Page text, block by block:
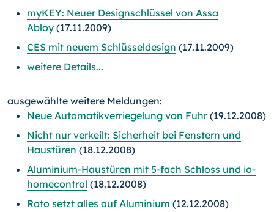
myKEY: Neuer Designschlüssel von Assa
Abloy (17.11.2009)
CES mit neuem Schlüsseldesign (17.11.2009)
weitere Details...
ausgewählte weitere Meldungen:
Neue Automatikverriegelung von Fuhr(19.12.2008)
Nicht nur verkeilt: Sicherheit bei Fenstern und
Haustüren (18.12.2008)
Aluminium-Haustüren mit 5-fach Schloss und io-
homecontrol (18.12.2008)
Roto setzt alles auf Aluminium (12.12.2008)